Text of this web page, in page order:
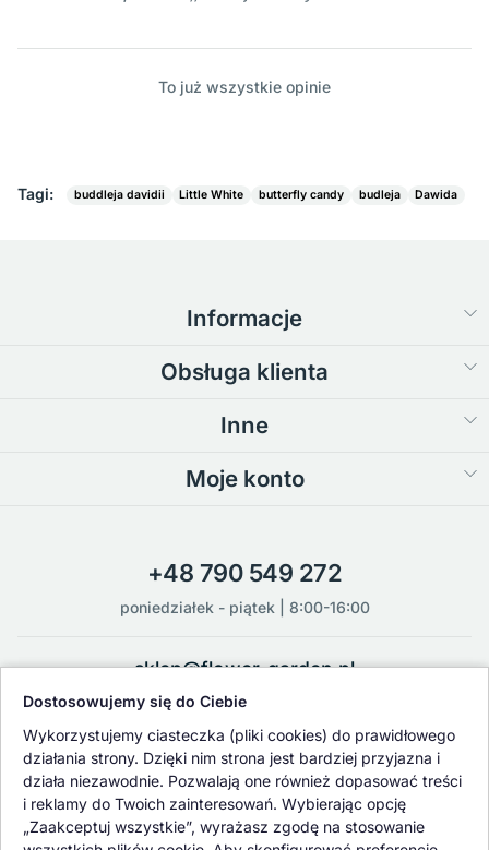
To już wszystkie opinie
Tagi: buddleja davidii Little White butterfly candy budleja Dawida
Informacje
Obsługa klienta
Inne
Moje konto
+48 790 549 272
poniedziałek - piątek | 8:00-16:00
sklep@flower-garden.pl
Oferowane przez nas rośliny i nasiona podlegają regularnej ścisłej
kontroli jakości oraz kontroli zdrowotnej przeprowadzanej przez
wykwalifikowane osoby z Państwowej Inspekcji Ochrony Roślin i
Nasiennictwa.
Dostosowujemy się do Ciebie
Wykorzystujemy ciasteczka (pliki cookies) do prawidłowego
działania strony. Dzięki nim strona jest bardziej przyjazna i
działa niezawodnie. Pozwalają one również dopasować treści
i reklamy do Twoich zainteresowań. Wybierając opcję
„Zaakceptuj wszystkie”, wyrażasz zgodę na stosowanie